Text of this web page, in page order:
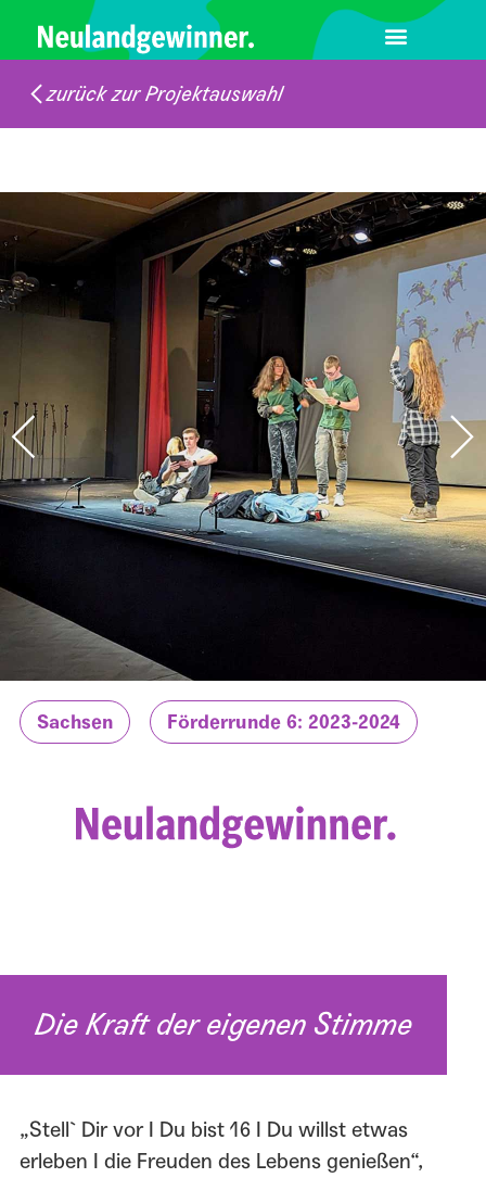
zurück zur Projektauswahl
Sachsen Förderrunde 6: 2023-2024
Die Kraft der eigenen Stimme
„Stell` Dir vor I Du bist 16 I Du willst etwas
erleben I die Freuden des Lebens genießen“,